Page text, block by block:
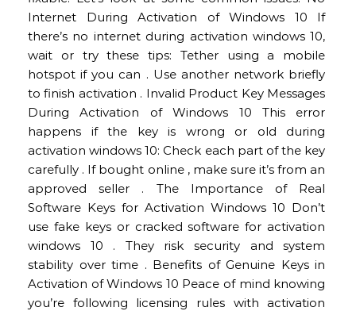
Internet During Activation of Windows 10 If
there’s no internet during activation windows 10,
wait or try these tips: Tether using a mobile
hotspot if you can . Use another network briefly
to finish activation . Invalid Product Key Messages
During Activation of Windows 10 This error
happens if the key is wrong or old during
activation windows 10: Check each part of the key
carefully . If bought online , make sure it’s from an
approved seller . The Importance of Real
Software Keys for Activation Windows 10 Don’t
use fake keys or cracked software for activation
windows 10 . They risk security and system
stability over time . Benefits of Genuine Keys in
Activation of Windows 10 Peace of mind knowing
you’re following licensing rules with activation